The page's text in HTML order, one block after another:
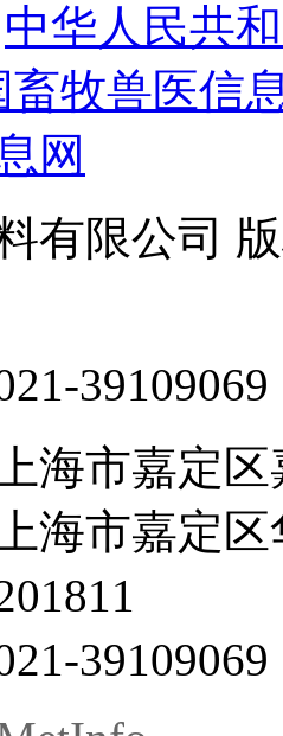
中华人民共
畜牧兽医信
网
有限公司
39109069
海市嘉定
海市嘉定
39109069